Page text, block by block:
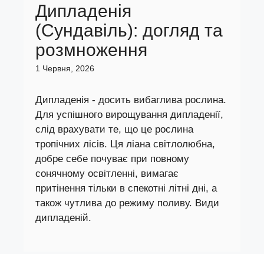
Дипладенія
(Сундавіль): догляд та
розмноження
1 Червня, 2026
Дипладенія - досить вибаглива рослина.
Для успішного вирощування дипладенії,
слід врахувати те, що це рослина
тропічних лісів. Ця ліана світлолюбна,
добре себе почуває при повному
сонячному освітленні, вимагає
притінення тільки в спекотні літні дні, а
також чутлива до режиму поливу. Види
дипладеній.